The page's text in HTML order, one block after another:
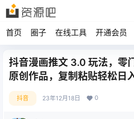
首页 圈子 在线工具 开通会员
抖音漫画推文 3.0 玩法，零
原创作品，复制粘贴轻松日
抖音 23年12月18日 0